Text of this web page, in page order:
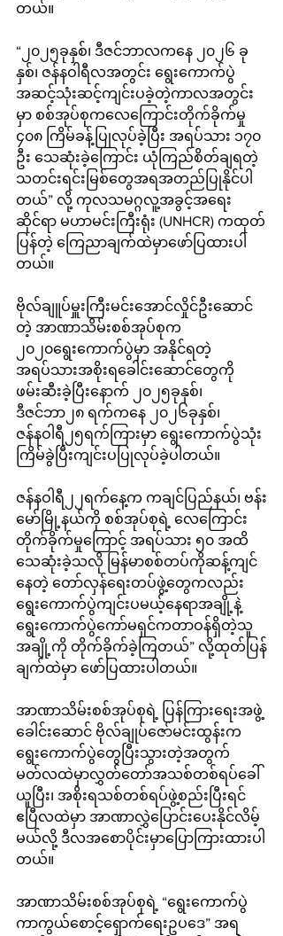
တယ်။
“၂၀၂၅ခုနှစ်၊ ဒီဇင်ဘာလကနေ ၂၀၂၆ ခု
နှစ်၊ ဇန်နဝါရီလအတွင်း ရွေးကောက်ပွဲ
အဆင့်သုံးဆင့်ကျင်းပခဲ့တဲ့ကာလအတွင်း
မှာ စစ်အုပ်စုကလေကြောင်းတိုက်ခိုက်မှု
၄၀၈ ကြိမ်ခန့်ပြုလုပ်ခဲ့ပြီး အရပ်သား ၁၇၀
ဦး သေဆုံးခဲ့ကြောင်း ယုံကြည်စိတ်ချရတဲ့
သတင်းရင်းမြစ်တွေအရအတည်ပြုနိုင်ပါ
တယ်” လို့ ကုလသမဂ္ဂလူ့အခွင့်အရေး
ဆိုင်ရာ မဟာမင်းကြီးရုံး (UNHCR) ကထုတ်
ပြန်တဲ့ ကြေညာချက်ထဲမှာဖော်ပြထားပါ
တယ်။
ဗိုလ်ချူပ်မှူးကြီးမင်းအောင်လှိုင်ဦးဆောင်
တဲ့ အာဏာသိမ်းစစ်အုပ်စုက
၂၀၂၀ရွေးကောက်ပွဲမှာ အနိုင်ရတဲ့
အရပ်သားအစိုးရခေါင်းဆောင်တွေကို
ဖမ်းဆီးခဲ့ပြီးနောက် ၂၀၂၅ခုနှစ်၊
ဒီဇင်ဘာ၂၈ ရက်ကနေ ၂၀၂၆ခုနှစ်၊
ဇန်နဝါရီ၂၅ရက်ကြားမှာ ရွေးကောက်ပွဲသုံး
ကြိမ်ခွဲပြီးကျင်းပပြုလုပ်ခဲ့ပါတယ်။
ဇန်နဝါရီ၂၂ရက်နေ့က ကချင်ပြည်နယ်၊ ဗန်း
မော်မြို့နယ်ကို စစ်အုပ်စုရဲ့ လေကြောင်း
တိုက်ခိုက်မှုကြောင့် အရပ်သား ၅၀ အထိ
သေဆုံးခဲ့သလို မြန်မာစစ်တပ်ကိုဆန့်ကျင်
နေတဲ့ တော်လှန်ရေးတပ်ဖွဲ့တွေကလည်း
ရွေးကောက်ပွဲကျင်းပမယ့်နေရာအချို့နဲ့
ရွေးကောက်ပွဲကော်မရှင်ကတာဝန်ရှိတဲ့သူ
အချို့ကို တိုက်ခိုက်ခဲ့ကြတယ်” လို့ထုတ်ပြန်
ချက်ထဲမှာ ဖော်ပြထားပါတယ်။
အာဏာသိမ်းစစ်အုပ်စုရဲ့ ပြန်ကြားရေးအဖွဲ့
ခေါင်းဆောင် ဗိုလ်ချုပ်ဇော်မင်းထွန်းက
ရွေးကောက်ပွဲတွေပြီးသွားတဲ့အတွက်
မတ်လထဲမှာလွှတ်တော်အသစ်တစ်ရပ်ခေါ်
ယူပြီး၊ အစိုးရသစ်တစ်ရပ်ဖွဲ့စည်းပြီးရင်
ဧပြီလထဲမှာ အာဏာလွှဲပြောင်းပေးနိုင်လိမ့်
မယ်လို့ ဒီလအစောပိုင်းမှာပြောကြားထားပါ
တယ်။
အာဏာသိမ်းစစ်အုပ်စုရဲ့ “ရွေးကောက်ပွဲ
ကာကွယ်စောင့်ရှောက်ရေးဥပဒေ” အရ